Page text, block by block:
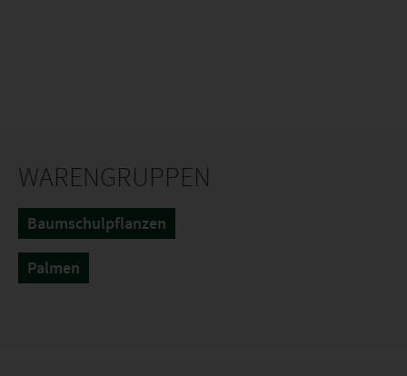
WARENGRUPPEN
Baumschulpflanzen
Palmen